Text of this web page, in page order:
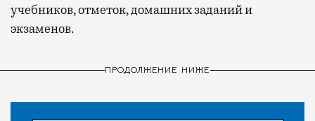
учебников, отметок, домашних заданий и
экзаменов.
ПРОДОЛЖЕНИЕ НИЖЕ